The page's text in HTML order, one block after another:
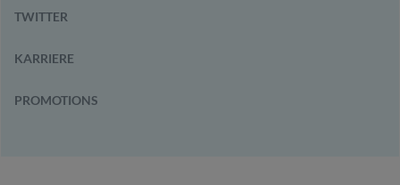
TWITTER
KARRIERE
PROMOTIONS